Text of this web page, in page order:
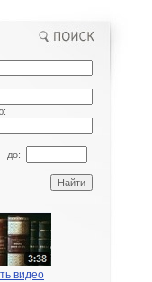
до:
видео